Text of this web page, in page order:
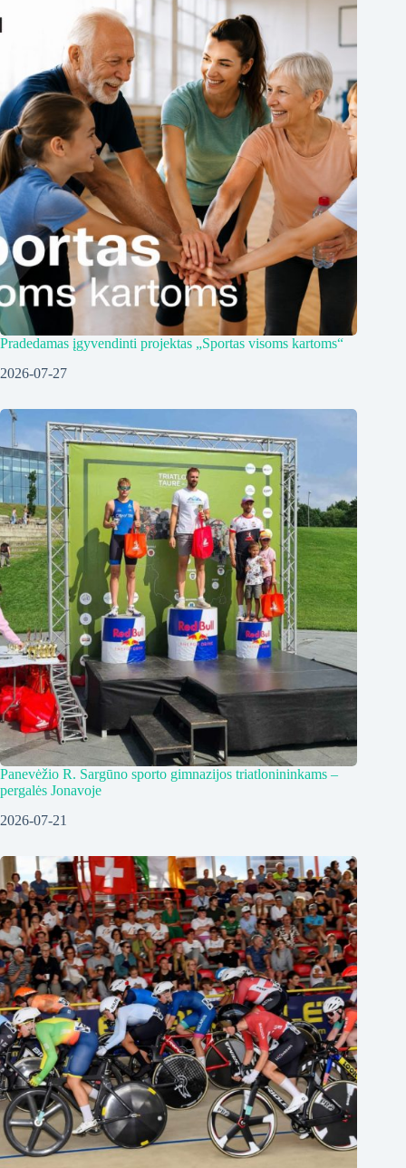
Pradedamas įgyvendinti projektas „Sportas visoms kartoms“
2026-07-27
Panevėžio R. Sargūno sporto gimnazijos triatlonininkams –
pergalės Jonavoje
2026-07-21